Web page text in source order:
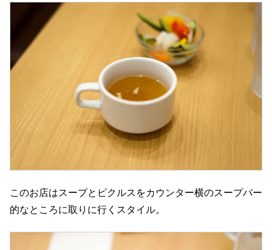
このお店はスープとピクルスをカウンター横のスープバー
的なところに取りに行くスタイル。